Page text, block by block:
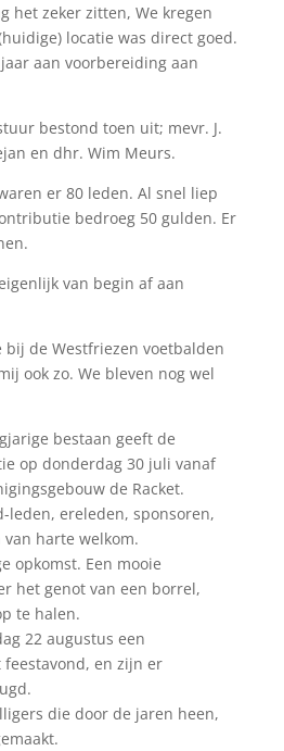
het zeker zitten, We kregen
locatie was direct goed.
aan voorbereiding aan
bestond toen uit; mevr. J.
en dhr. Wim Meurs.
er 80 leden. Al snel liep
bedroeg 50 gulden. Er
van begin af aan
bij de Westfriezen voetbalden
ook zo. We bleven nog wel
bestaan geeft de
op donderdag 30 juli vanaf
de Racket.
leden, ereleden, sponsoren,
harte welkom.
opkomst. Een mooie
het genot van een borrel,
te halen.
22 augustus een
en zijn er
die door de jaren heen,